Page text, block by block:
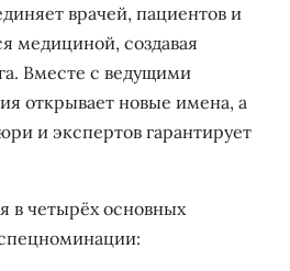
врачей, пациентов и
медициной, создавая
Вместе с ведущими
открывает новые имена, а
и экспертов гарантирует
в четырёх основных